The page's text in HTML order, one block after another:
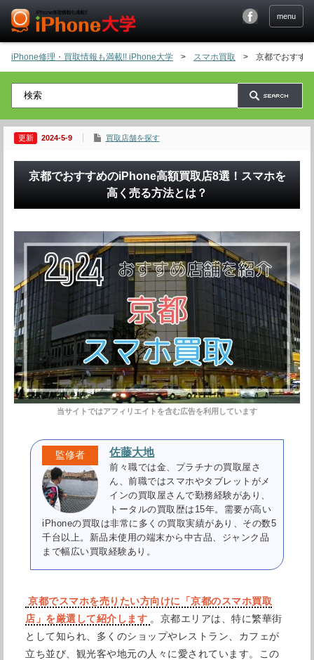
menu
iPhone修理・買取情報も満載!! iPhone大学 > スマホ買取 > 京都でおすす
2024-5-9 買取店舗を探す
京都でおすすめのiPhone高額買取店8選！スマホを
高く売る方法とは？
佐藤大地
前々職では金、プラチナの買取屋さ
ん、前職ではスマホやタブレットがメ
インの買取屋さんで勤務経験があり、
トータルの買取歴は15年。需要が高い
iPhoneの買取は非常に多くの買取実績があり、その数5
千台以上。新品未使用の端末から中古品、ジャンク品
まで幅広い買取経験あり。
京都でスマホを売りたい方向けに「京都のスマホ買取
店」を厳選して紹介します 。京都エリアは、特に繁華街
として知られ、多くのショップやレストラン、カフェが
立ち並び、観光客や地元の人々に愛されています。この